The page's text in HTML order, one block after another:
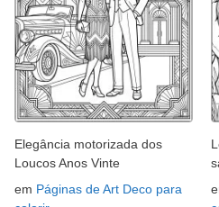
Elegância motorizada dos
Loucos Anos Vinte
em Páginas de Art Deco para